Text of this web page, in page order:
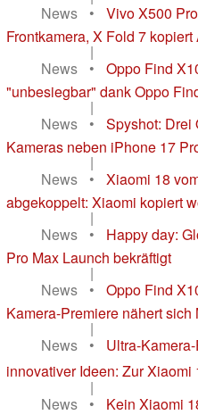
News
•
Vivo X500
Frontkamera, X Fold 7 kopiert
|
News
•
Oppo Find
"unbesiegbar" dank Oppo
|
News
•
Spyshot: Drei
Kameras neben iPhone 17
|
News
•
Xiaomi 18
abgekoppelt: Xiaomi kopiert
|
News
•
Happy day:
Pro Max Launch bekräftigt
|
News
•
Oppo Find
Kamera-Premiere nähert sich
|
News
•
Ultra-
innovativer Ideen: Zur Xiaomi
|
News
•
Kein Xiaomi